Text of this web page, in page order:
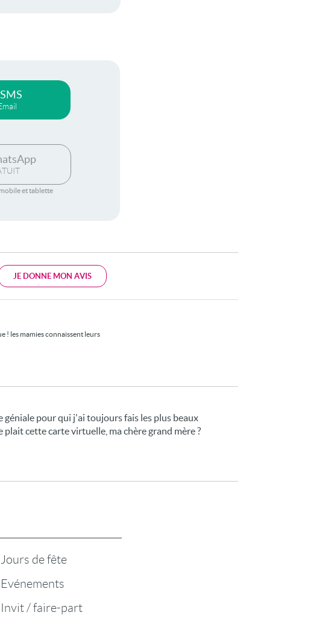
et tablette
JE DONNE MON AVIS
! les mamies connaissent leurs
géniale pour qui j'ai toujours fais les plus beaux
cette carte virtuelle, ma chère grand mère ?
Jours de fête
Evénements
Invit / faire-part